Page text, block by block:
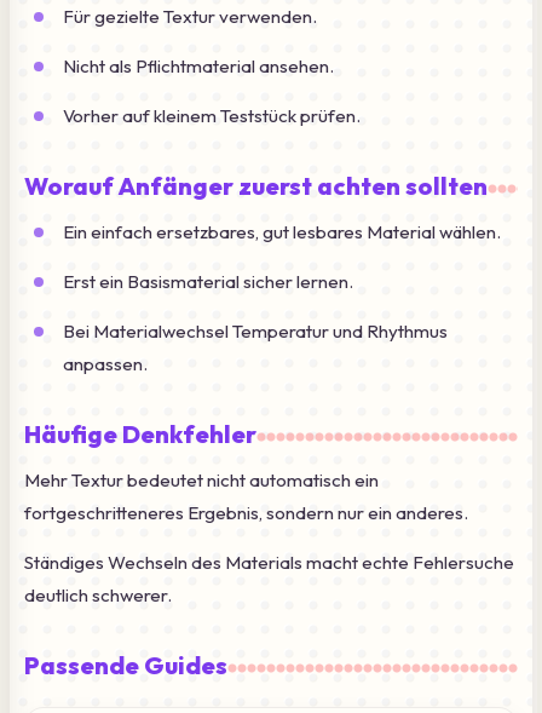
Für gezielte Textur verwenden.
Nicht als Pflichtmaterial ansehen.
Vorher auf kleinem Teststück prüfen.
Worauf Anfänger zuerst achten sollten
Ein einfach ersetzbares, gut lesbares Material wählen.
Erst ein Basismaterial sicher lernen.
Bei Materialwechsel Temperatur und Rhythmus
anpassen.
Häufige Denkfehler
Mehr Textur bedeutet nicht automatisch ein
fortgeschritteneres Ergebnis, sondern nur ein anderes.
Ständiges Wechseln des Materials macht echte Fehlersuche
deutlich schwerer.
Passende Guides